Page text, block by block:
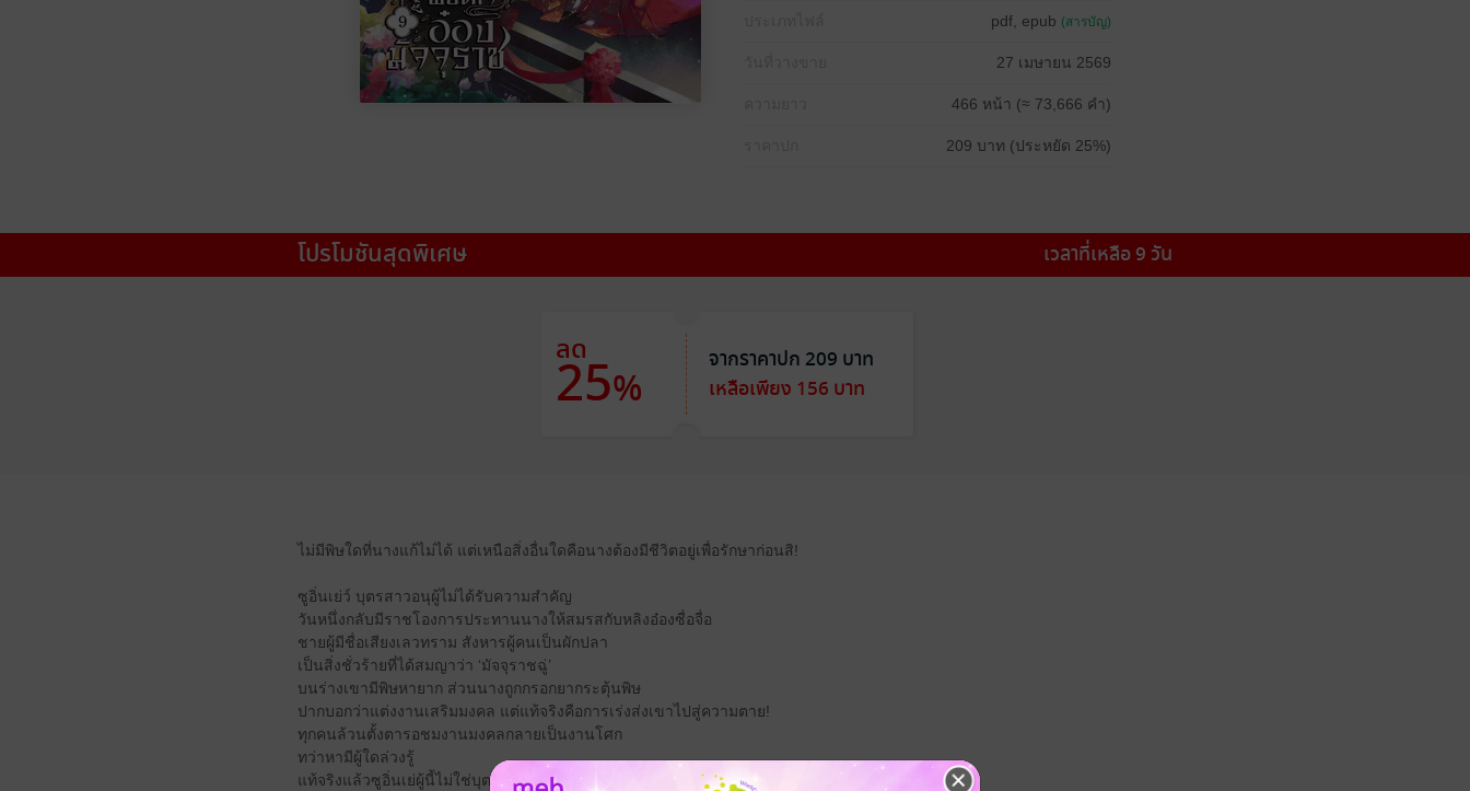
pdf, epub (สารบัญ)
27 เมษายน 2569
466 หน้า (≈ 73,666 คำ)
209 บาท (ประหยัด 25%)
โปรโมชันสุดพิเศษ เวลาที่เหลือ 9 วัน
ลด
25%
จากราคาปก 209 บาท
เหลือเพียง 156 บาท
ไม่มีพิษใดที่นางแก้ไม่ได้ แต่เหนือสิ่งอื่นใดคือนางต้องมีชีวิตอยู่เพื่อรักษาก่อนสิ!
ซูอิ่นเย่ว์ บุตรสาวอนุผู้ไม่ได้รับความสำคัญ
วันหนึ่งกลับมีราชโองการประทานนางให้สมรสกับหลิงอ๋องซื่อจื่อ
ชายผู้มีชื่อเสียงเลวทราม สังหารผู้คนเป็นผักปลา
เป็นสิ่งชั่วร้ายที่ได้สมญาว่า ‘มัจจุราชฉู่’
บนร่างเขามีพิษหายาก ส่วนนางถูกกรอกยากระตุ้นพิษ
ปากบอกว่าแต่งงานเสริมมงคล แต่แท้จริงคือการเร่งส่งเขาไปสู่ความตาย!
ทุกคนล้วนตั้งตารอชมงานมงคลกลายเป็นงานโศก
ทว่าหามีผู้ใดล่วงรู้
แท้จริงแล้วซูอิ่นเย่ผู้นี้ไม่ใช่บุตรสาวอนุผู้ไร้ปากเสียงอีกต่อไป